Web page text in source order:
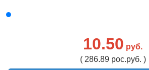
10.50 руб.
( 286.89 рос.руб. )